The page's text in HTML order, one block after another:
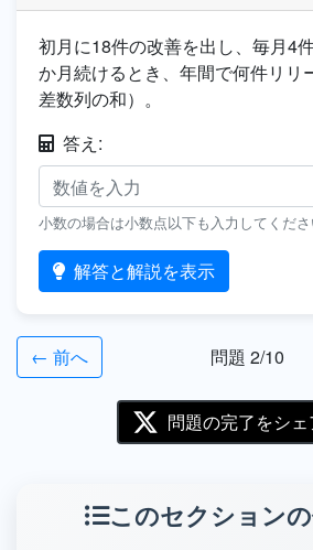
初月に18件の改善を出し、毎月4
か月続けるとき、年間で何件リリ
差数列の和）。
答え:
小数の場合は小数点以下も入力してくださ
解答と解説を表示
← 前へ 問題 2/10
問題の完了をシェ
このセクション